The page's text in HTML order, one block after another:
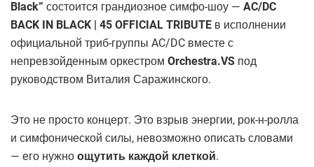
Black” состоится грандиозное симфо-шоу — AC/DC
BACK IN BLACK | 45 OFFICIAL TRIBUTE в исполнении
официальной триб-группы AC/DC вместе с
непревзойденным оркестром Orchestra.VS под
руководством Виталия Саражинского.
Это не просто концерт. Это взрыв энергии, рок-н-ролла
и симфонической силы, невозможно описать словами
— его нужно ощутить каждой клеткой.